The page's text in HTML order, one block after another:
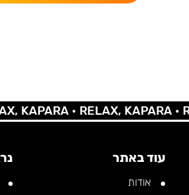
•RELAX, KAPARA •
עוד באתר
אודות